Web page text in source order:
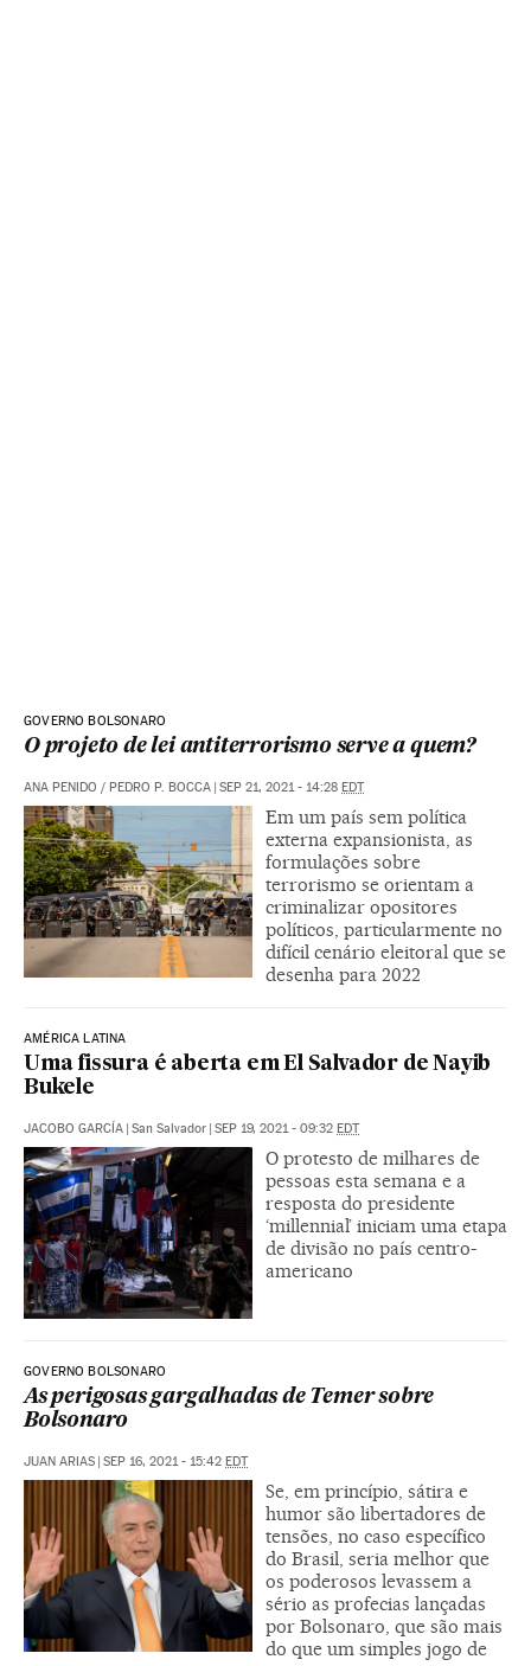
GOVERNO BOLSONARO
O projeto de lei antiterrorismo serve a quem?
ANA PENIDO / PEDRO P. BOCCA | SEP 21, 2021 - 14:28 EDT
Em um país sem política
externa expansionista, as
formulações sobre
terrorismo se orientam a
criminalizar opositores
políticos, particularmente no
difícil cenário eleitoral que se
desenha para 2022
AMÉRICA LATINA
Uma fissura é aberta em El Salvador de Nayib
Bukele
JACOBO GARCÍA | San Salvador | SEP 19, 2021 - 09:32 EDT
O protesto de milhares de
pessoas esta semana e a
resposta do presidente
‘millennial’ iniciam uma etapa
de divisão no país centro-
americano
GOVERNO BOLSONARO
As perigosas gargalhadas de Temer sobre
Bolsonaro
JUAN ARIAS | SEP 16, 2021 - 15:42 EDT
Se, em princípio, sátira e
humor são libertadores de
tensões, no caso específico
do Brasil, seria melhor que
os poderosos levassem a
sério as profecias lançadas
por Bolsonaro, que são mais
do que um simples jogo de